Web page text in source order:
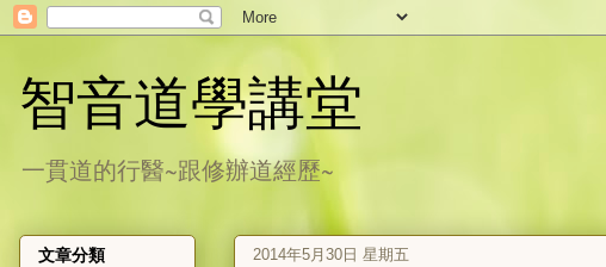
智音道學講堂
一貫道的行醫~跟修辦道經歷~
2014年5月30日 星期五
文章分類